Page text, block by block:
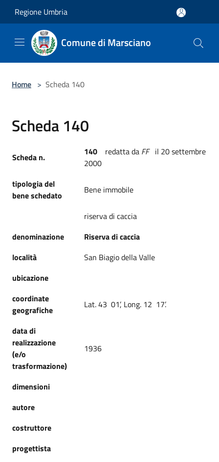
Regione Umbria
Comune di Marsciano
Home > Scheda 140
Scheda 140
Scheda n. 140 redatta da FF il 20 settembre
2000
tipologia del
bene schedato
Bene immobile
riserva di caccia
denominazione
Riserva di caccia
località
San Biagio della Valle
ubicazione
coordinate
geografiche
Lat. 43 01’, Long. 12 17’.
data di
realizzazione
(e/o
trasformazione)
1936
dimensioni
autore
costruttore
progettista